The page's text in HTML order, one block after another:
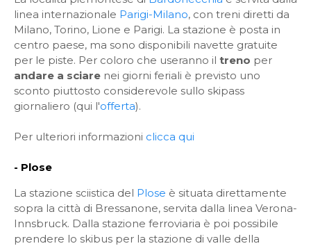
linea internazionale Parigi-Milano, con treni diretti da
Milano, Torino, Lione e Parigi. La stazione è posta in
centro paese, ma sono disponibili navette gratuite
per le piste. Per coloro che useranno il treno per
andare a sciare nei giorni feriali è previsto uno
sconto piuttosto considerevole sullo skipass
giornaliero (qui l'offerta).
Per ulteriori informazioni clicca qui
- Plose
La stazione sciistica del Plose è situata direttamente
sopra la città di Bressanone, servita dalla linea Verona-
Innsbruck. Dalla stazione ferroviaria è poi possibile
prendere lo skibus per la stazione di valle della